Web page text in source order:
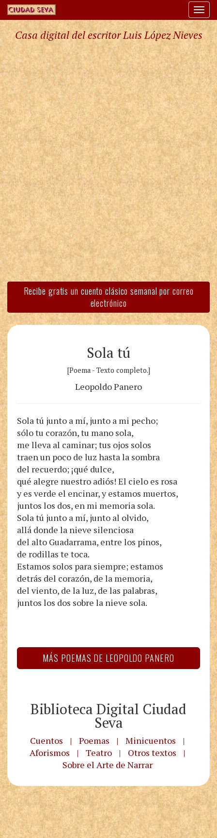
Casa digital del escritor Luis López Nieves
Recibe gratis un cuento clásico semanal por correo
electrónico
Sola tú
[Poema - Texto completo.]
Leopoldo Panero
Sola tú junto a mí, junto a mi pecho;
sólo tu corazón, tu mano sola,
me lleva al caminar; tus ojos solos
traen un poco de luz hasta la sombra
del recuerdo; ¡qué dulce,
qué alegre nuestro adiós! El cielo es rosa
y es verde el encinar, y estamos muertos,
juntos los dos, en mi memoria sola.
Sola tú junto a mí, junto al olvido,
allá donde la nieve silenciosa
del alto Guadarrama, entre los pinos,
de rodillas te toca.
Estamos solos para siempre; estamos
detrás del corazón, de la memoria,
del viento, de la luz, de las palabras,
juntos los dos sobre la nieve sola.
MÁS POEMAS DE LEOPOLDO PANERO
Biblioteca Digital Ciudad
Seva
Cuentos | Poemas | Minicuentos
|
Aforismos
| Teatro | Otros textos
|
Sobre el Arte de Narrar